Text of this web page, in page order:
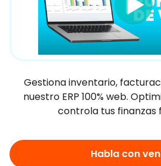
Gestiona inventario,
nuestro ERP 100% web.
controla tus finanzas
Habla con